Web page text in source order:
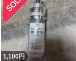
1,100円